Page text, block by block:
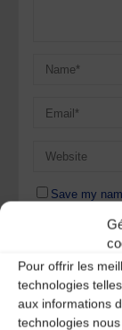
Pour offrir les
technologies
aux informations
technologies
Save my
Ce site utilise
savoir plus sur
commentaires